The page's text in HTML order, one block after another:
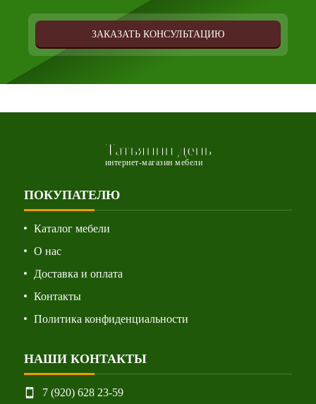
ЗАКАЗАТЬ КОНСУЛЬТАЦИЮ
Татьянин день
интернет-магазин мебели
ПОКУПАТЕЛЮ
Каталог мебели
О нас
Доставка и оплата
Контакты
Политика конфиденциальности
НАШИ КОНТАКТЫ
7 (920) 628 23-59